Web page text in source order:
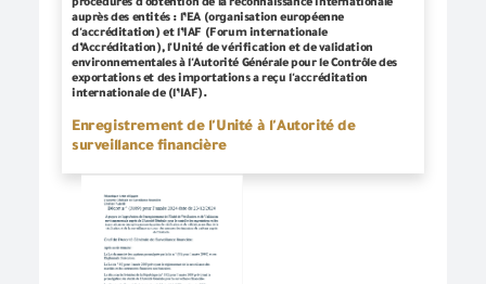
procédures d'obtention de la reconnaissance internationale
auprès des entités : l’EA (organisation européenne
d'accréditation) et l’IAF (Forum internationale
d’Accréditation), l'Unité de vérification et de validation
environnementales à l'Autorité Générale pour le Contrôle des
exportations et des importations a reçu l'accréditation
internationale de (l’IAF).
Enregistrement de l'Unité à l'Autorité de
surveillance financière